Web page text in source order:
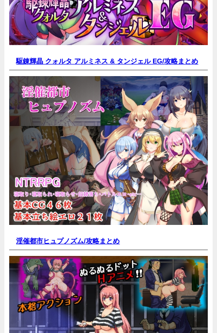
駆錬輝晶 クォルタ アルミネス & タンジェル EG/攻略まとめ
淫催都市ヒュプノズム/攻略まとめ